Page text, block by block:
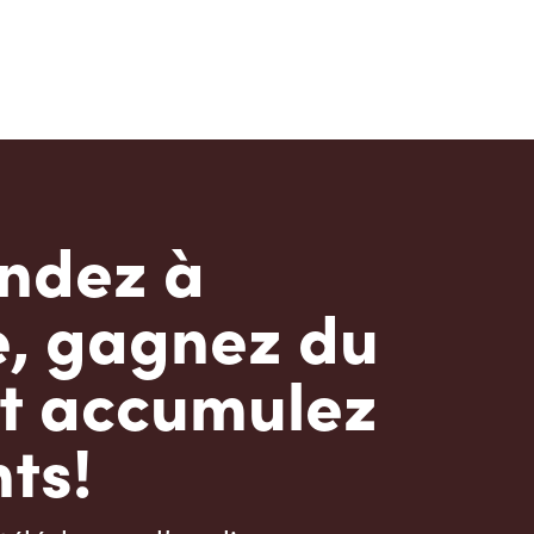
à
gagnez du
accumulez